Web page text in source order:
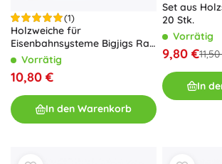
(1)
Holzweiche für
Eisenbahnsysteme Bigjigs Rail
2 St.Vorrätig
10,80 €
In den Warenkorb
Set aus
20 Stk.
Vorrätig
9,80 €
In